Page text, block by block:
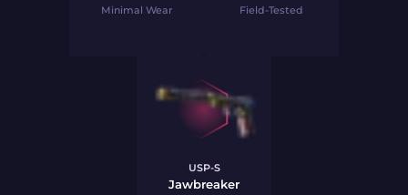
Minimal Wear Field-Tested
USP-S
Jawbreaker